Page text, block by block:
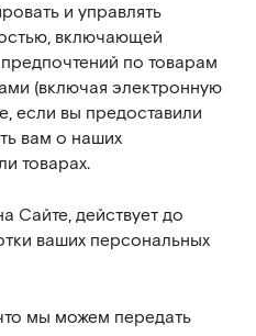
и управлять
включающей
по товарам
(включая электронную
если вы предоставили
вам о наших
товарах.
Сайте, действует до
ваших персональных
мы можем передать